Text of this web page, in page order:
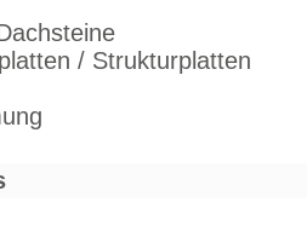
/ Strukturplatten